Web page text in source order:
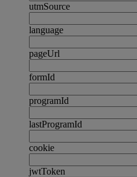
utmSource
language
pageUrl
formId
programId
lastProgramId
cookie
jwtToken